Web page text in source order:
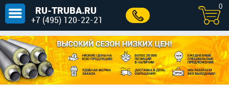
RU-TRUBA.RU
+7 (495) 120-22-21
0